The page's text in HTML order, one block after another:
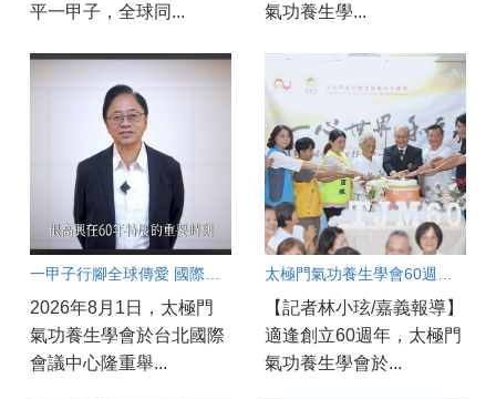
平一甲子，全球同...
氣功養生學...
2026年8月1日，太極門
氣功養生學會於台北國際
會議中心隆重舉...
【記者林小玹/嘉義報導】
適逢創立60週年，太極門
氣功養生學會於...